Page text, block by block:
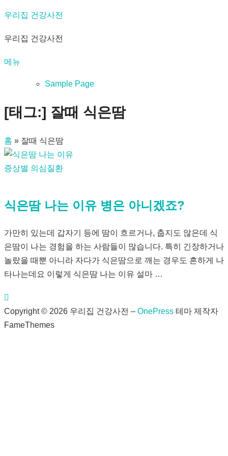
내
으
기
우리집 건강사전
우리집 건강사전
메뉴
Sample Page
[태그:] 잘때 식은땀
홈 » 잘때 식은땀
증상별 의심질환
식은땀 나는 이유 병은 아니겠죠?
가만히 있는데 갑자기 등에 땀이 흐르거나, 춥지도 않은데 식
은땀이 나는 경험을 하는 사람들이 많습니다. 특히 긴장하거나
놀랐을 때뿐 아니라 자다가 식은땀으로 깨는 경우도 흔하게 나
타나는데요 이렇게 식은땀 나는 이유 설마 …
Copyright © 2026 우리집 건강사전 – OnePress 테마 제작자
FameThemes